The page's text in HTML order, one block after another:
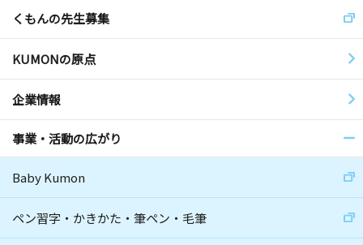
くもんの先生募集
KUMONの原点
企業情報
事業・活動の広がり
Baby Kumon
ペン習字・かきかた・筆ペン・毛筆